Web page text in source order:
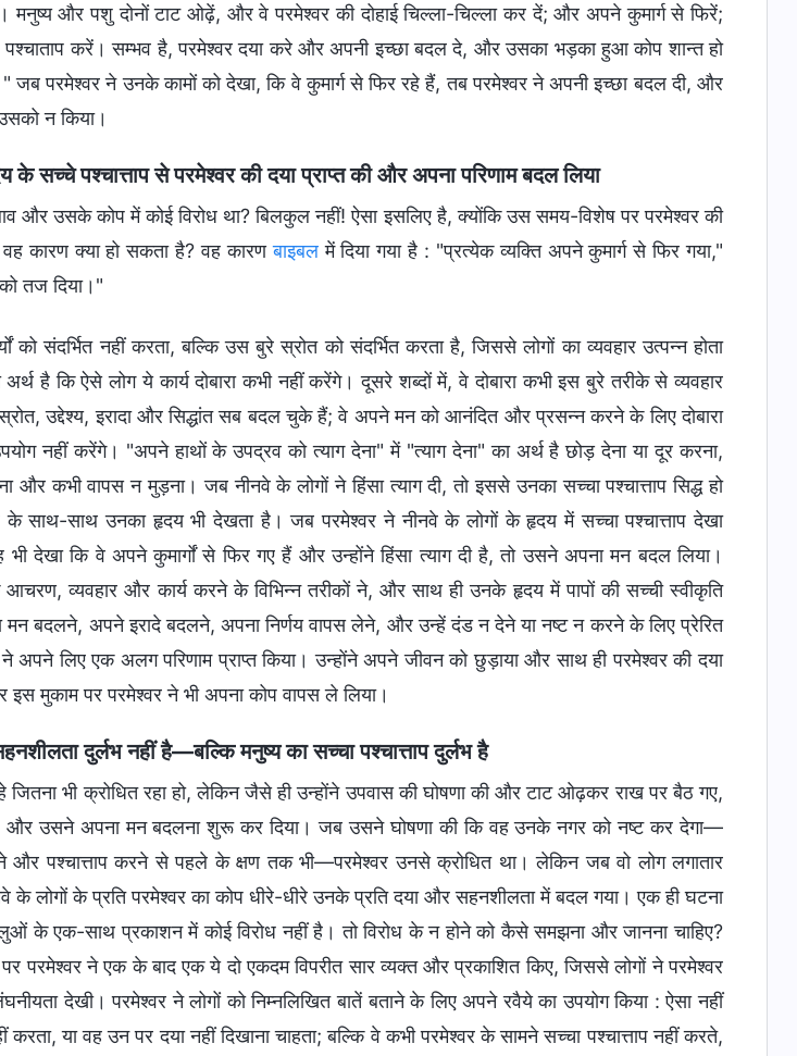
मनुष्य और पशु दोनों टाट ओढ़ें, और वे परमेश्‍वर की दोहाई चिल्‍ला-चिल्‍ला कर दें; और अपने कुमार्ग से फिरें;
करें। सम्भव है, परमेश्‍वर दया करे और अपनी इच्छा बदल दे, और उसका भड़का हुआ कोप शान्त हो
परमेश्‍वर ने उनके कामों को देखा, कि वे कुमार्ग से फिर रहे हैं, तब परमेश्‍वर ने अपनी इच्छा बदल दी, और
न किया।
सच्चे पश्चात्ताप से परमेश्वर की दया प्राप्त की और अपना परिणाम बदल लिया
और उसके कोप में कोई विरोध था? बिलकुल नहीं! ऐसा इसलिए है, क्योंकि उस समय-विशेष पर परमेश्वर की
कारण क्या हो सकता है? वह कारणबाइबलमें दिया गया है : "प्रत्येक व्यक्ति अपने कुमार्ग से फिर गया,"
तज दिया।"
को संदर्भित नहीं करता, बल्कि उस बुरे स्रोत को संदर्भित करता है, जिससे लोगों का व्यवहार उत्पन्न होता
है कि ऐसे लोग ये कार्य दोबारा कभी नहीं करेंगे। दूसरे शब्दों में, वे दोबारा कभी इस बुरे तरीके से व्यवहार
उद्देश्य, इरादा और सिद्धांत सब बदल चुके हैं; वे अपने मन को आनंदित और प्रसन्न करने के लिए दोबारा
नहीं करेंगे। "अपने हाथों के उपद्रव को त्याग देना" में "त्याग देना" का अर्थ है छोड़ देना या दूर करना,
और कभी वापस न मुड़ना। जब नीनवे के लोगों ने हिंसा त्याग दी, तो इससे उनका सच्चा पश्चात्ताप सिद्ध हो
के साथ-साथ उनका हृदय भी देखता है। जब परमेश्वर ने नीनवे के लोगों के हृदय में सच्चा पश्चात्ताप देखा
देखा कि वे अपने कुमार्गों से फिर गए हैं और उन्होंने हिंसा त्याग दी है, तो उसने अपना मन बदल लिया।
आचरण, व्यवहार और कार्य करने के विभिन्न तरीकों ने, और साथ ही उनके हृदय में पापों की सच्ची स्वीकृति
मन बदलने, अपने इरादे बदलने, अपना निर्णय वापस लेने, और उन्हें दंड न देने या नष्ट न करने के लिए प्रेरित
अपने लिए एक अलग परिणाम प्राप्त किया। उन्होंने अपने जीवन को छुड़ाया और साथ ही परमेश्वर की दया
मुकाम पर परमेश्वर ने भी अपना कोप वापस ले लिया।
दुर्लभ नहीं है—बल्कि मनुष्य का सच्चा पश्चात्ताप दुर्लभ है
जितना भी क्रोधित रहा हो, लेकिन जैसे ही उन्होंने उपवास की घोषणा की और टाट ओढ़कर राख पर बैठ गए,
और उसने अपना मन बदलना शुरू कर दिया। जब उसने घोषणा की कि वह उनके नगर को नष्ट कर देगा—
और पश्चात्ताप करने से पहले के क्षण तक भी—परमेश्वर उनसे क्रोधित था। लेकिन जब वो लोग लगातार
के लोगों के प्रति परमेश्वर का कोप धीरे-धीरे उनके प्रति दया और सहनशीलता में बदल गया। एक ही घटना
के एक-साथ प्रकाशन में कोई विरोध नहीं है। तो विरोध के न होने को कैसे समझना और जानना चाहिए?
पर परमेश्वर ने एक के बाद एक ये दो एकदम विपरीत सार व्यक्त और प्रकाशित किए, जिससे लोगों ने परमेश्वर
देखी। परमेश्वर ने लोगों को निम्नलिखित बातें बताने के लिए अपने रवैये का उपयोग किया : ऐसा नहीं
करता, या वह उन पर दया नहीं दिखाना चाहता; बल्कि वे कभी परमेश्वर के सामने सच्चा पश्चात्ताप नहीं करते,